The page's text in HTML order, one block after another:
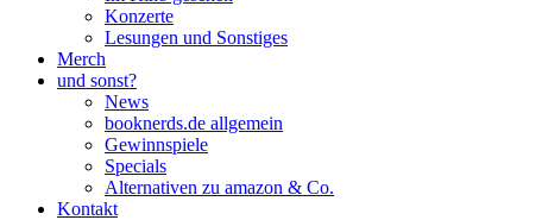
Konzerte
Lesungen und Sonstiges
Merch
und sonst?
News
booknerds.de allgemein
Gewinnspiele
Specials
Alternativen zu amazon & Co.
Kontakt